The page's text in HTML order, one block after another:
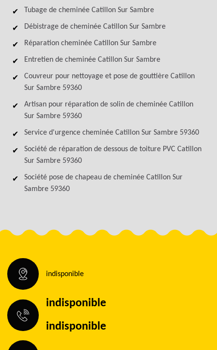
Tubage de cheminée Catillon Sur Sambre
Débistrage de cheminée Catillon Sur Sambre
Réparation cheminée Catillon Sur Sambre
Entretien de cheminée Catillon Sur Sambre
Couvreur pour nettoyage et pose de gouttière Catillon
Sur Sambre 59360
Artisan pour réparation de solin de cheminée Catillon
Sur Sambre 59360
Service d'urgence cheminée Catillon Sur Sambre 59360
Société de réparation de dessous de toiture PVC Catillon
Sur Sambre 59360
Société pose de chapeau de cheminée Catillon Sur
Sambre 59360
indisponible
indisponible
indisponible